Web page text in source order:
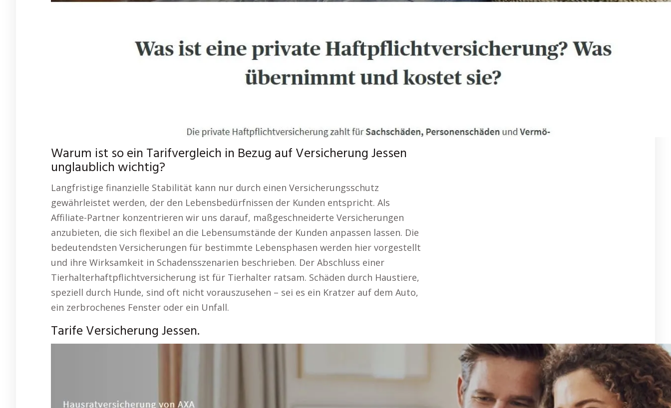
Warum ist so ein Tarifvergleich in Bezug auf Versicherung Jessen
unglaublich wichtig?
Langfristige finanzielle Stabilität kann nur durch einen Versicherungsschutz
gewährleistet werden, der den Lebensbedürfnissen der Kunden entspricht. Als
Affiliate-Partner konzentrieren wir uns darauf, maßgeschneiderte Versicherungen
anzubieten, die sich flexibel an die Lebensumstände der Kunden anpassen lassen. Die
bedeutendsten Versicherungen für bestimmte Lebensphasen werden hier vorgestellt
und ihre Wirksamkeit in Schadensszenarien beschrieben. Der Abschluss einer
Tierhalterhaftpflichtversicherung ist für Tierhalter ratsam. Schäden durch Haustiere,
speziell durch Hunde, sind oft nicht vorauszusehen – sei es ein Kratzer auf dem Auto,
ein zerbrochenes Fenster oder ein Unfall.
Tarife Versicherung Jessen.